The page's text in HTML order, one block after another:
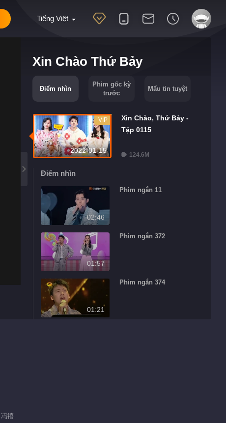
Tiếng Việt
Xin Chào Thứ Bảy
Điểm nhìn
Phim gốc kỳ
trước
Mẩu tin tuyệt
2022-01-15
VIP
Xin Chào, Thứ Bảy -
Tập 0115
124.6M
Điểm nhìn
02:46
Phim ngắn 11
01:57
Phim ngắn 372
01:21
Phim ngắn 374
禧